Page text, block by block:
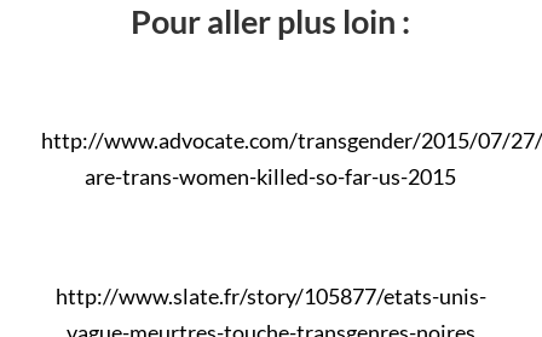
Pour aller plus loin :
http://www.advocate.com/transgender/2015/07/
are-trans-women-killed-so-far-us-2015
http://www.slate.fr/story/105877/etats-unis-